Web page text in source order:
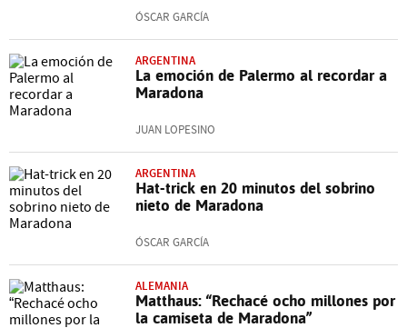
ÓSCAR GARCÍA
ARGENTINA
La emoción de Palermo al recordar a
Maradona
JUAN LOPESINO
ARGENTINA
Hat-trick en 20 minutos del sobrino
nieto de Maradona
ÓSCAR GARCÍA
ALEMANIA
Matthaus: “Rechacé ocho millones por
la camiseta de Maradona”